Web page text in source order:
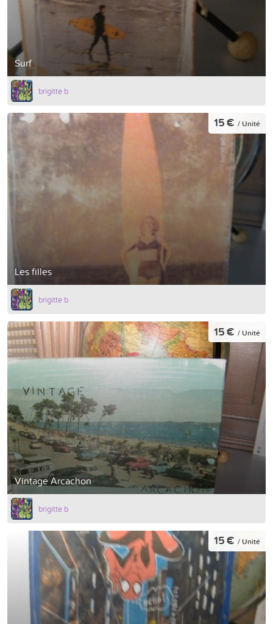
Surf
brigitte b
Les filles
15 € / Unité
brigitte b
Vintage Arcachon
15 € / Unité
brigitte b
15 € / Unité